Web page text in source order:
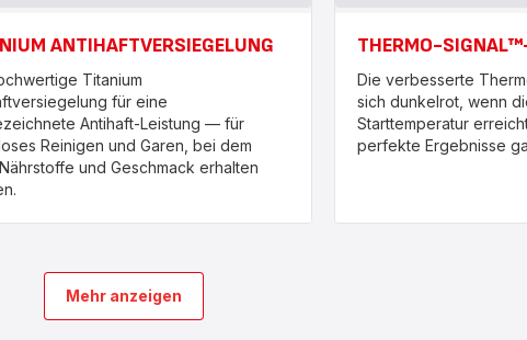
ANTIHAFTVERSIEGELUNG
Titanium
für eine
Antihaft-Leistung — für
Reinigen und Garen, bei dem
und Geschmack erhalten
THERMO-
Die verbesserte
sich dunkelrot, wenn
Starttemperatur
perfekte Ergebnisse
Mehr anzeigen